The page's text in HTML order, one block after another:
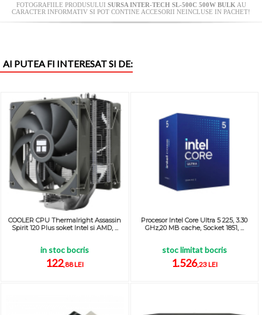
FOTOGRAFIILE PRODUSULUI SURSA INTER-TECH SL-500C 500W BULK AU
CARACTER INFORMATIV SI POT CONTINE ACCESORII NEINCLUSE IN PACHET!
AI PUTEA FI INTERESAT SI DE:
COOLER CPU Thermalright Assassin
Spirit 120 Plus soket Intel si AMD, ...
in stoc bocris
122,88 LEI
Procesor Intel Core Ultra 5 225, 3.30
GHz,20 MB cache, Socket 1851, ...
stoc limitat bocris
1.526,23 LEI